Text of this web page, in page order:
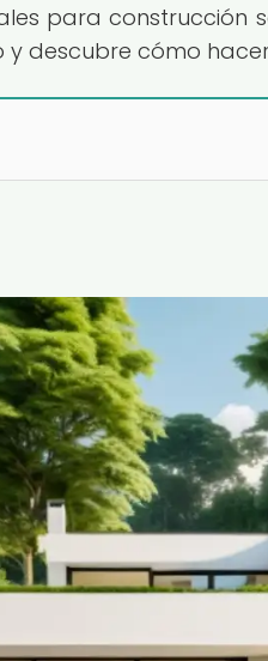
para construcción
y descubre cómo